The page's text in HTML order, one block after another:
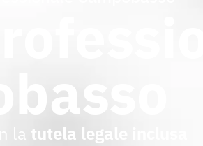
la tutela legale inclusa